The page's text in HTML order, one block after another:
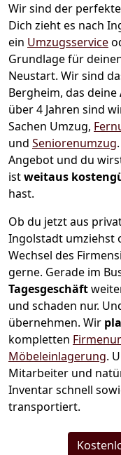
Wir sind der
Dich zieht es nach
ein Umzugsservice
Grundlage für
Neustart. Wir sind
Bergheim, das deine
über 4 Jahren sind
Sachen Umzug,
und Seniorenumzug.
Angebot und du
istweitaus
hast.
Ob du jetzt aus
Ingolstadt umziehst
Wechsel des
gerne. Gerade im
Tagesgeschäft
und schaden nur.
übernehmen. Wir
kompletten
Möbeleinlagerung.
Mitarbeiter und
Inventar schnell
transportiert.